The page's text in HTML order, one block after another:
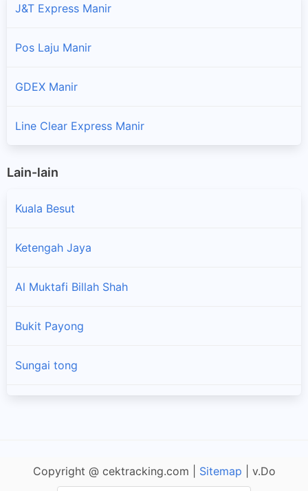
J&T Express Manir
Pos Laju Manir
GDEX Manir
Line Clear Express Manir
Lain-lain
Kuala Besut
Ketengah Jaya
Al Muktafi Billah Shah
Bukit Payong
Sungai tong
Air Puteh
Copyright @ cektracking.com | Sitemap | v.Do